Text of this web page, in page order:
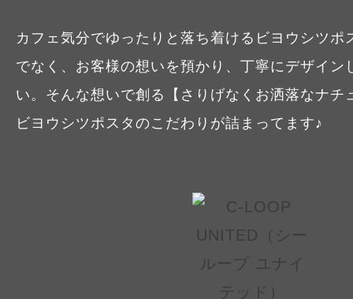
カフェ気分でゆったりと落ち着けるビヨウシツ
でなく、お客様の想いを預かり、丁寧にデザイン
い。そんな想いで創る【さりげなくお洒落なナチ
ビヨウシツポスタのこだわりが詰まってます♪